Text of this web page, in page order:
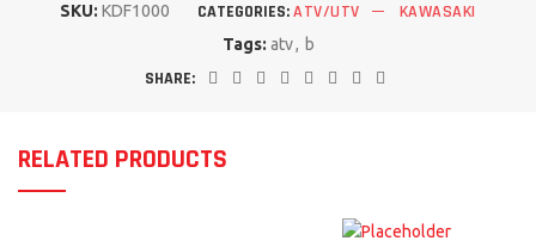
SKU:KDF1000 CATEGORIES:ATV/UTV KAWASAKI
Tags: atv, b
SHARE:
RELATED PRODUCTS